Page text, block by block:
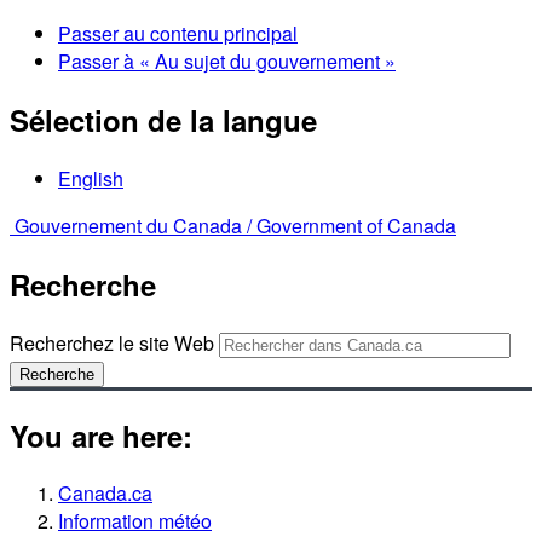
Passer au contenu principal
Passer à « Au sujet du gouvernement »
Sélection de la langue
English
Gouvernement du Canada /Government of Canada
Recherche
Recherchez le site Web
Recherche
You are here:
Canada.ca
Information météo